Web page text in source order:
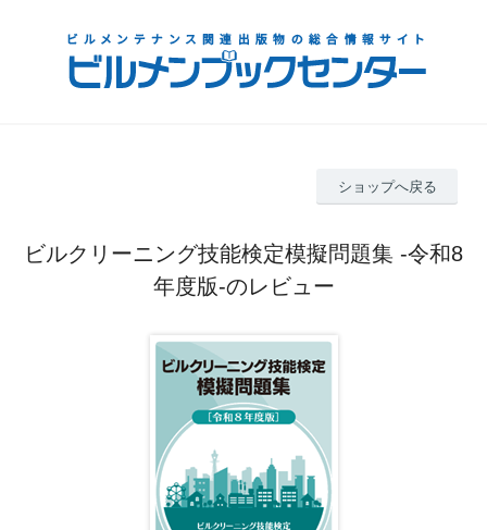
ショップへ戻る
ビルクリーニング技能検定模擬問題集 -令和8
年度版-のレビュー